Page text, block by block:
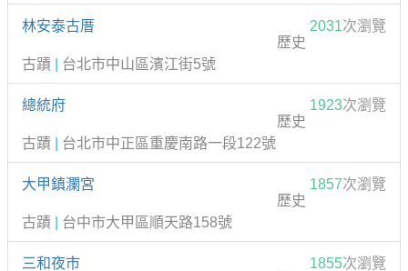
林安泰古厝 2031次瀏覽
歷史
古蹟
台北市中山區濱江街5號
總統府 1923次瀏覽
歷史
古蹟
台北市中正區重慶南路一段122號
大甲鎮瀾宮 1857次瀏覽
歷史
古蹟
台中市大甲區順天路158號
三和夜市 1855次瀏覽